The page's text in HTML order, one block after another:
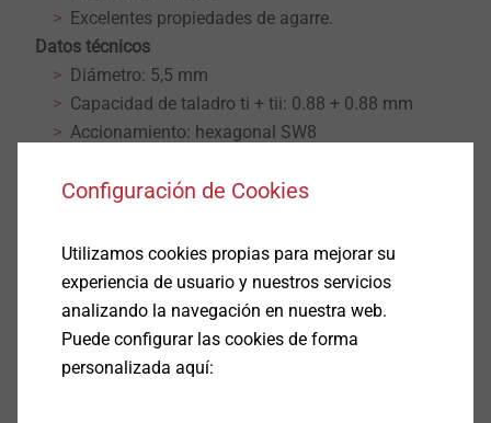
Excelentes propiedades de agarre.
Datos técnicos
Diámetro: 5,5 mm
Capacidad de taladro ti + tii: 0.88 + 0.88 mm
Accionamiento: hexagonal SW8
rpm
Descargas
Español
Inglés
Configuración de Cookies
Utilizamos cookies propias para mejorar su
experiencia de usuario y nuestros servicios
analizando la navegación en nuestra web.
Puede configurar las cookies de forma
personalizada aquí: